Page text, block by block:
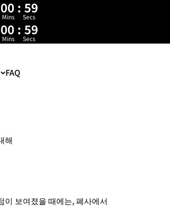
00 : 58
Mins Secs
00 : 58
Mins Secs
FAQ
해
보여졌을 때에는, 폐사에서